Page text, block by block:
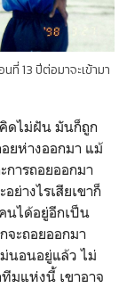
ที่ 13 ปีต่อมาจะเข้ามา
ดไม่ฝัน มันก็ถูก
ยห่างออกมา แม้
ารถอยออกมา
ย่างไรเสียเขาก็
นได้อยู่อีกเป็น
จะถอยออกมา
นอนอยู่แล้ว ไม่
มแห่งนี้ เขาอาจ